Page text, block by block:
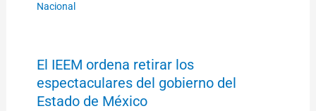
Nacional
El IEEM ordena retirar los
espectaculares del gobierno del
Estado de México